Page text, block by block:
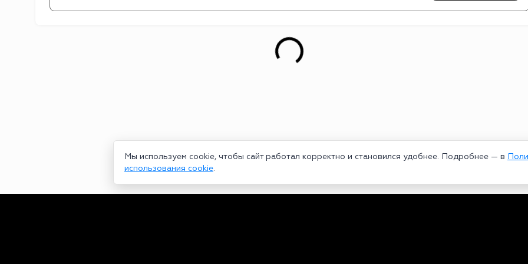
Мы используем cookie, чтобы сайт работал корректно и становился удобнее. Подробнее — в
использования cookie.